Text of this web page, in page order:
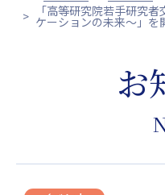
「高等研究院若手研究
ケーションの未来～」を
お